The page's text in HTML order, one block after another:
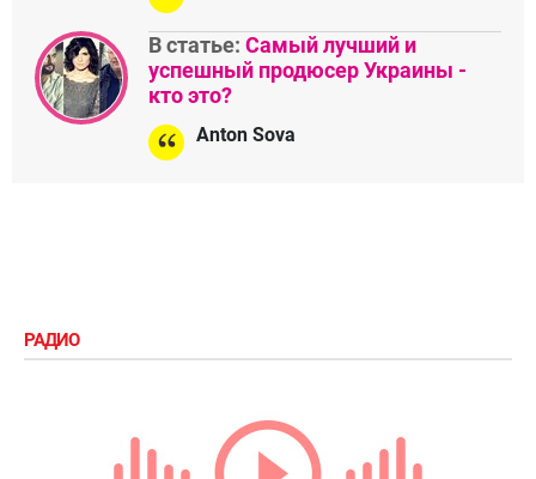
В статье: Самый лучший и
успешный продюсер Украины -
кто это?
Anton Sova
РАДИО